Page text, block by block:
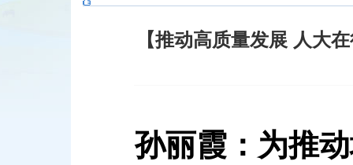
【推动高质量发展 人大
孙丽霞：为推